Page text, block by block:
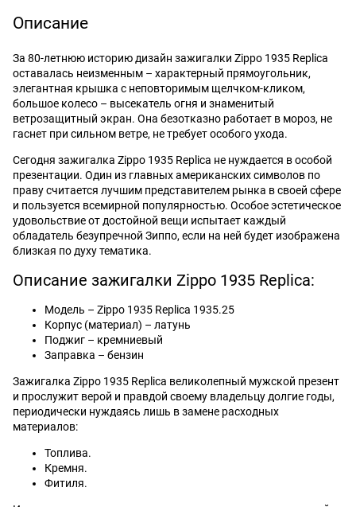
Описание
За 80-летнюю историю дизайн зажигалки Zippo 1935 Replica
оставалась неизменным – характерный прямоугольник,
элегантная крышка с неповторимым щелчком-кликом,
большое колесо – высекатель огня и знаменитый
ветрозащитный экран. Она безотказно работает в мороз, не
гаснет при сильном ветре, не требует особого ухода.
Сегодня зажигалка Zippo 1935 Replica не нуждается в особой
презентации. Один из главных американских символов по
праву считается лучшим представителем рынка в своей сфере
и пользуется всемирной популярностью. Особое эстетическое
удовольствие от достойной вещи испытает каждый
обладатель безупречной Зиппо, если на ней будет изображена
близкая по духу тематика.
Описание зажигалки Zippo 1935 Replica:
Модель – Zippo 1935 Replica 1935.25
Корпус (материал) – латунь
Поджиг – кремниевый
Заправка – бензин
Зажигалка Zippo 1935 Replica великолепный мужской презент
и прослужит верой и правдой своему владельцу долгие годы,
периодически нуждаясь лишь в замене расходных
материалов:
Топлива.
Кремня.
Фитиля.